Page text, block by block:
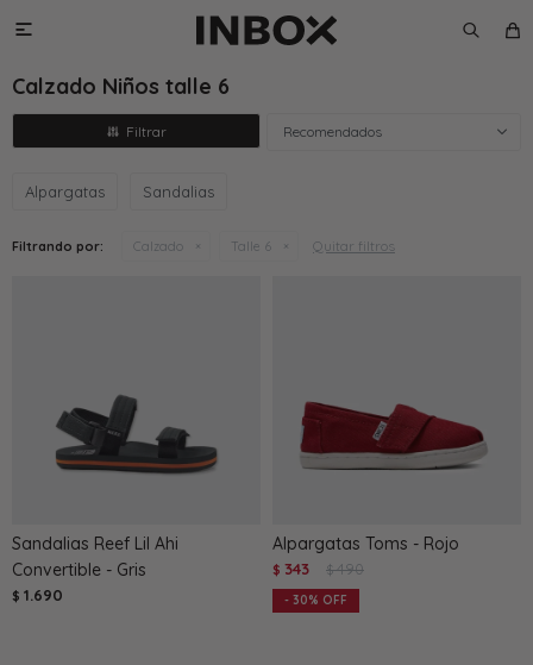

Calzado Niños talle 6
Recomendados
Alpargatas Sandalias
Filtrando por: Calzado Talle 6 Quitar filtros
Sandalias Reef Lil Ahi
Convertible - Gris
$ 1.690
Alpargatas Toms - Rojo
$ 343 $ 490
30